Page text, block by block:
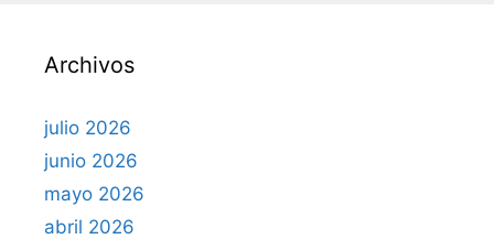
:
Archivos
julio 2026
junio 2026
mayo 2026
abril 2026